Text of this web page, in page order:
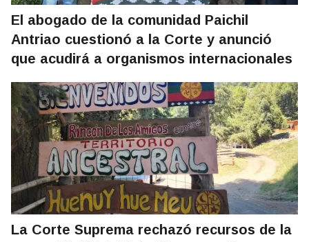
El abogado de la comunidad Paichil
Antriao cuestionó a la Corte y anunció
que acudirá a organismos internacionales
La Corte Suprema rechazó recursos de la